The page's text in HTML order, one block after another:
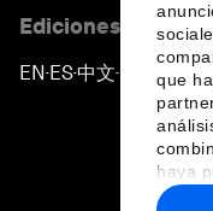
que
haya
Ediciones en
EN ▪ ES▪中文▪ 日本語